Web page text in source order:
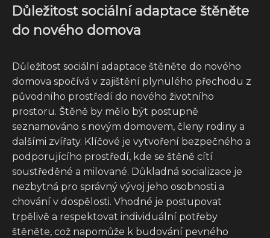
Důležitost sociální adaptace štěněte
do nového domova
Důležitost sociální adaptace štěněte do nového
domova spočívá v zajištění plynulého přechodu z
původního prostředí do nového životního
prostoru. Štěně by mělo být postupně
seznamováno s novým domovem, členy rodiny a
dalšími zvířaty. Klíčové je vytvoření bezpečného a
podporujícího prostředí, kde se štěně cítí
soustředěné a milované. Důkladná socializace je
nezbytná pro správný vývoj jeho osobnosti a
chování v dospělosti. Vhodné je postupovat
trpělivě a respektovat individuální potřeby
štěněte, což napomůže k budování pevného